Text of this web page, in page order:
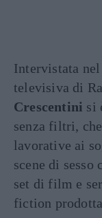
Intervistata
televisiva di
Crescentini si
senza filtri,
lavorative ai
scene di sesso
set di film e
fiction